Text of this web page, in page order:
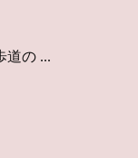
の ...